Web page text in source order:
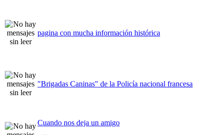
pagina con mucha información histórica
"Brigadas Caninas" de la Policía nacional francesa
Cuando nos deja un amigo